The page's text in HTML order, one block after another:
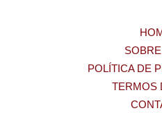
POLÍTICA DE
TERMOS